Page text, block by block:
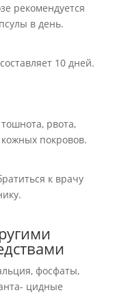
рекомендуется
в день.
10 дней.
рвота,
покровов.
к врачу
фосфаты,
цидные